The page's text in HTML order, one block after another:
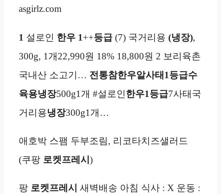
asgirlz.com
1 설로인 한우 1++등급 (7) 국거리용 (냉장),
300g, 1개22,990원 18% 18,800원 2 보리육촌
국내산 소고기… 전통참한우알사태1등급수
육용냉장500g1개 #설로인한우1등급7사태국
거리용냉장300g1개…
애호박 스팸 두부조림, 리코타치즈샐러드
(쿠팡 로켓프레시 )
팡 로켓프레시 새벽배송 아침 식사 : X 운동 :